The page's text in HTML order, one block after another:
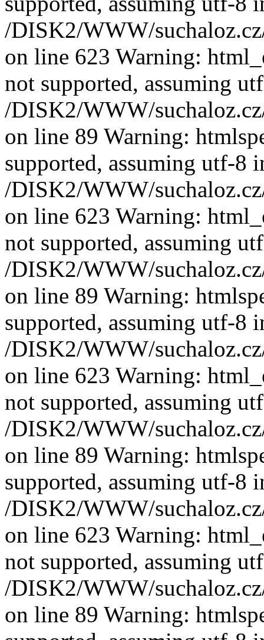
/DISK2/WWW/
on line 623 Warning:
not supported, assuming
/DISK2/WWW/
on line 89 Warning:
supported, assuming utf-8
/DISK2/WWW/
on line 623 Warning:
not supported, assuming
/DISK2/WWW/
on line 89 Warning:
supported, assuming utf-8
/DISK2/WWW/
on line 623 Warning:
not supported, assuming
/DISK2/WWW/
on line 89 Warning:
supported, assuming utf-8
/DISK2/WWW/
on line 623 Warning:
not supported, assuming
/DISK2/WWW/
on line 89 Warning: